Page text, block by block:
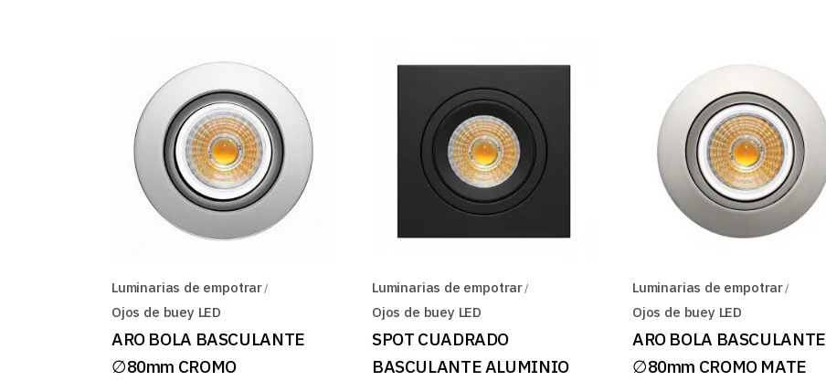
Luminarias de empotrar
Ojos de buey LED
ARO BOLA BASCULANTE
∅80mm CROMO
Luminarias de empotrar
Ojos de buey LED
SPOT CUADRADO
BASCULANTE ALUMINIO
Luminarias de empotrar
Ojos de buey LED
ARO BOLA BASCULANTE
∅80mm CROMO MATE